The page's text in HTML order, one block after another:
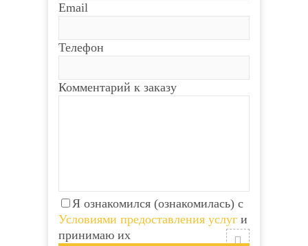
Email
Телефон
Комментарий к заказу
Я ознакомился (ознакомилась) с
Условиями предоставления услуг и
принимаю их